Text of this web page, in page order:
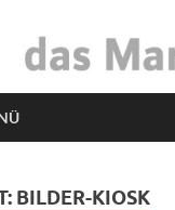
BILDER-KIOSK